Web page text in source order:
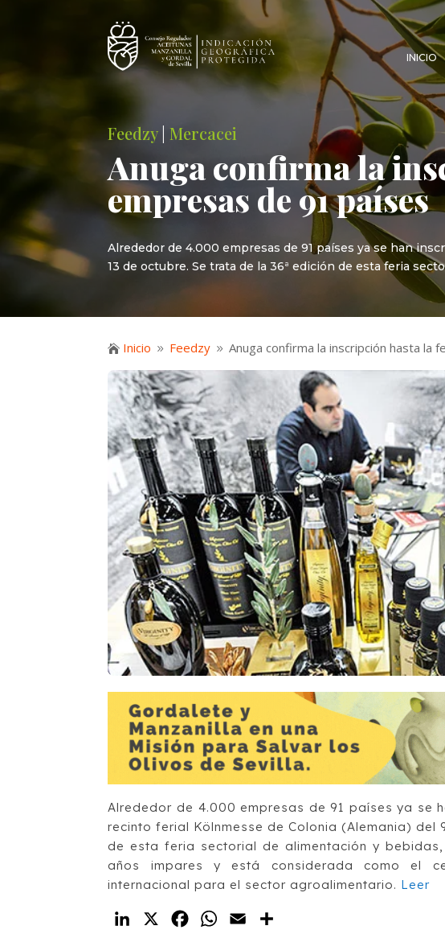
INICIO
Feedzy|Mercacei
Anuga confirma la
empresas de 91 países
Alrededor de 4.000 empresas de 91 países ya se han
13 de octubre. Se trata de la 36ª edición de esta feria
 Inicio 9 Feedzy 9 Anuga confirma la inscripción hasta la
Alrededor de 4.000 empresas de 91 países ya se
recinto ferial Kölnmesse de Colonia (Alemania) del
de esta feria sectorial de alimentación y
años impares y está considerada como el
internacional para el sector agroalimentario. Leer
LinkedIn
X FacebookWhatsApp
Email